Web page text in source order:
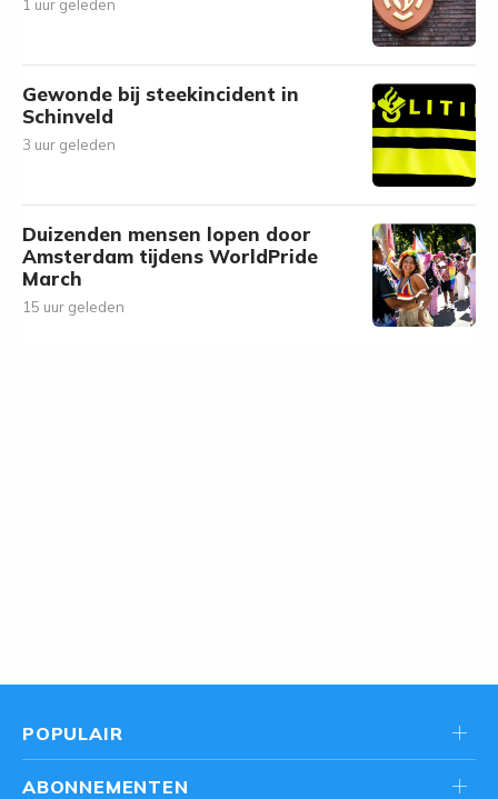
1 uur geleden
Gewonde bij steekincident in
Schinveld
3 uur geleden
Duizenden mensen lopen door
Amsterdam tijdens WorldPride
March
15 uur geleden
POPULAIR
ABONNEMENTEN